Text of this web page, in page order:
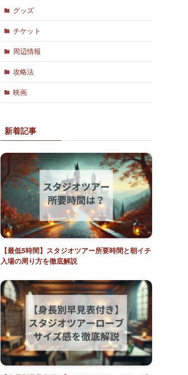
グッズ
チケット
周辺情報
攻略法
映画
新着記事
【最低5時間】スタジオツアー所要時間と朝イチ
入場の周り方を徹底解説